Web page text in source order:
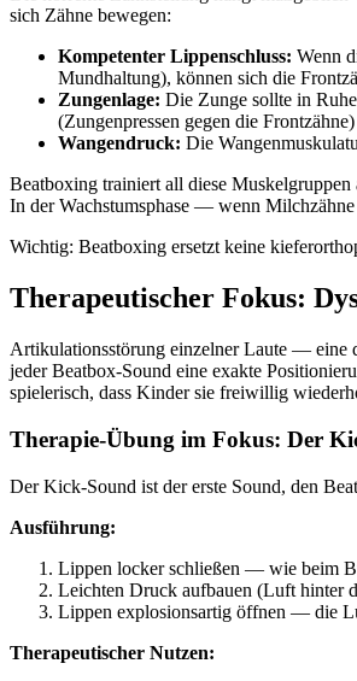
sich Zähne bewegen:
Kompetenter Lippenschluss: Wenn
Mundhaltung), können sich die
Zungenlage: Die Zunge sollte in
(Zungenpressen gegen die
Wangendruck: Die
Beatboxing trainiert all diese
In der Wachstumsphase — wenn
Wichtig: Beatboxing ersetzt keine
Therapeutischer Fokus:
Artikulationsstörung einzelner Laute — eine
jeder Beatbox-Sound eine exakte
spielerisch, dass Kinder sie freiwillig
Therapie-Übung im Fokus: Der
Der Kick-Sound ist der erste Sound, den
Ausführung:
Lippen locker schließen — wie beim
Leichten Druck aufbauen (Luft hinter
Lippen explosionsartig öffnen — die
Therapeutischer Nutzen: